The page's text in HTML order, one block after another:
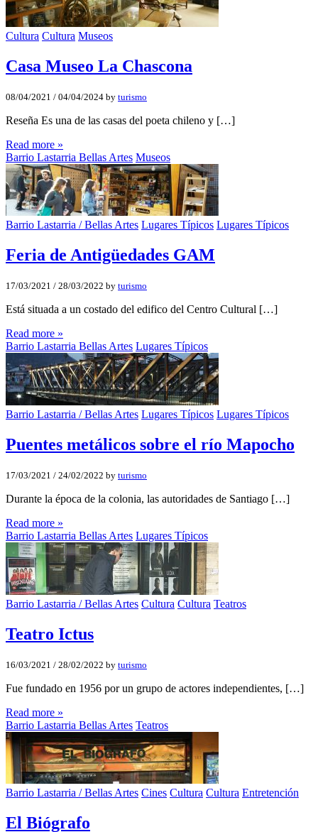
Cultura Cultura Museos
Casa Museo La Chascona
08/04/2021 / 04/04/2024 by turismo
Reseña Es una de las casas del poeta chileno y […]
Read more »
Barrio Lastarria Bellas Artes Museos
Barrio Lastarria / Bellas Artes Lugares Típicos Lugares Típicos
Feria de Antigüedades GAM
17/03/2021 / 28/03/2022 by turismo
Está situada a un costado del edifico del Centro Cultural […]
Read more »
Barrio Lastarria Bellas Artes Lugares Típicos
Barrio Lastarria / Bellas Artes Lugares Típicos Lugares Típicos
Puentes metálicos sobre el rí­o Mapocho
17/03/2021 / 24/02/2022 by turismo
Durante la época de la colonia, las autoridades de Santiago […]
Read more »
Barrio Lastarria Bellas Artes Lugares Típicos
Barrio Lastarria / Bellas Artes Cultura Cultura Teatros
Teatro Ictus
16/03/2021 / 28/02/2022 by turismo
Fue fundado en 1956 por un grupo de actores independientes, […]
Read more »
Barrio Lastarria Bellas Artes Teatros
Barrio Lastarria / Bellas Artes Cines Cultura Cultura Entretención
El Biógrafo